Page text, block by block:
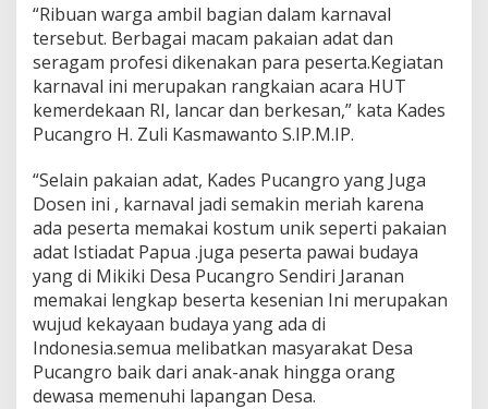
“Ribuan warga ambil bagian dalam karnaval
tersebut. Berbagai macam pakaian adat dan
seragam profesi dikenakan para peserta.Kegiatan
karnaval ini merupakan rangkaian acara HUT
kemerdekaan RI, lancar dan berkesan,” kata Kades
Pucangro H. Zuli Kasmawanto S.IP.M.IP.
“Selain pakaian adat, Kades Pucangro yang Juga
Dosen ini , karnaval jadi semakin meriah karena
ada peserta memakai kostum unik seperti pakaian
adat Istiadat Papua .juga peserta pawai budaya
yang di Mikiki Desa Pucangro Sendiri Jaranan
memakai lengkap beserta kesenian Ini merupakan
wujud kekayaan budaya yang ada di
Indonesia.semua melibatkan masyarakat Desa
Pucangro baik dari anak-anak hingga orang
dewasa memenuhi lapangan Desa.